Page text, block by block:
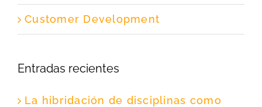
Customer Development
Entradas recientes
La hibridación de disciplinas como